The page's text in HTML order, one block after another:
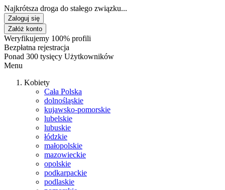
Najkrótsza droga do stałego związku...
Zaloguj się
Załóż konto
Weryfikujemy 100% profili
Bezpłatna rejestracja
Ponad 300 tysięcy Użytkowników
Menu
Kobiety
Cała Polska
dolnośląskie
kujawsko-pomorskie
lubelskie
lubuskie
łódzkie
małopolskie
mazowieckie
opolskie
podkarpackie
podlaskie